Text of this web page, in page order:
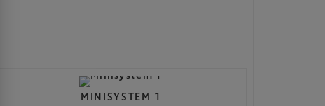
MINISYSTEM 1